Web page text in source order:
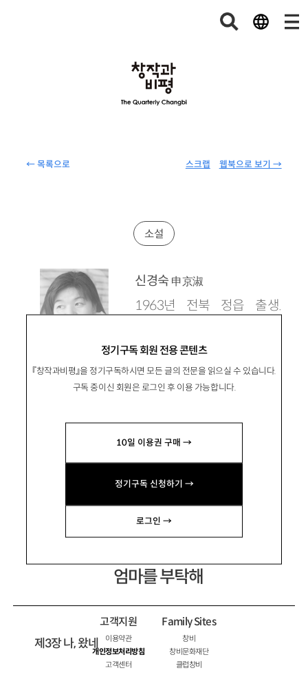
← 목록으로 웹북으로 보기 →
스크랩
정기구독 회원 전용 콘텐츠
『창작과비평』을 정기구독하시면 모든 글의 전문을 읽으실 수 있습니다.
구독 중이신 회원은 로그인 후 이용 가능합니다.
10일 이용권 구매 →
정기구독 신청하기 →
로그인 →
소설
신경숙 申京淑
1963년 전북 정읍 출생.
상을 수상하며 작품활동 시작.
장편소설 『리진』 『바이올렛』 『외딴방』, 소설집
등이 있음.
엄마를 부탁해
제3장 나, 왔네
고객지원
이용약관
개인정보처리방침
고객센터
Family Sites
창비
창비문화재단
클럽창비